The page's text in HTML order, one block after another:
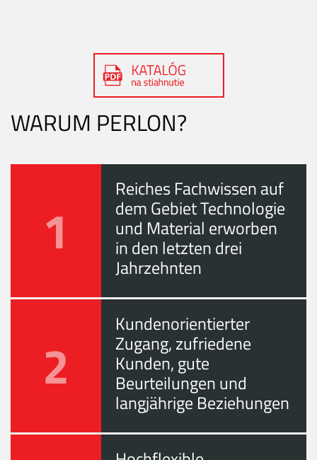
WARUM PERLON?
1
Reiches Fachwissen auf
dem Gebiet Technologie
und Material erworben
in den letzten drei
Jahrzehnten
2
Kundenorientierter
Zugang, zufriedene
Kunden, gute
Beurteilungen und
langjährige Beziehungen